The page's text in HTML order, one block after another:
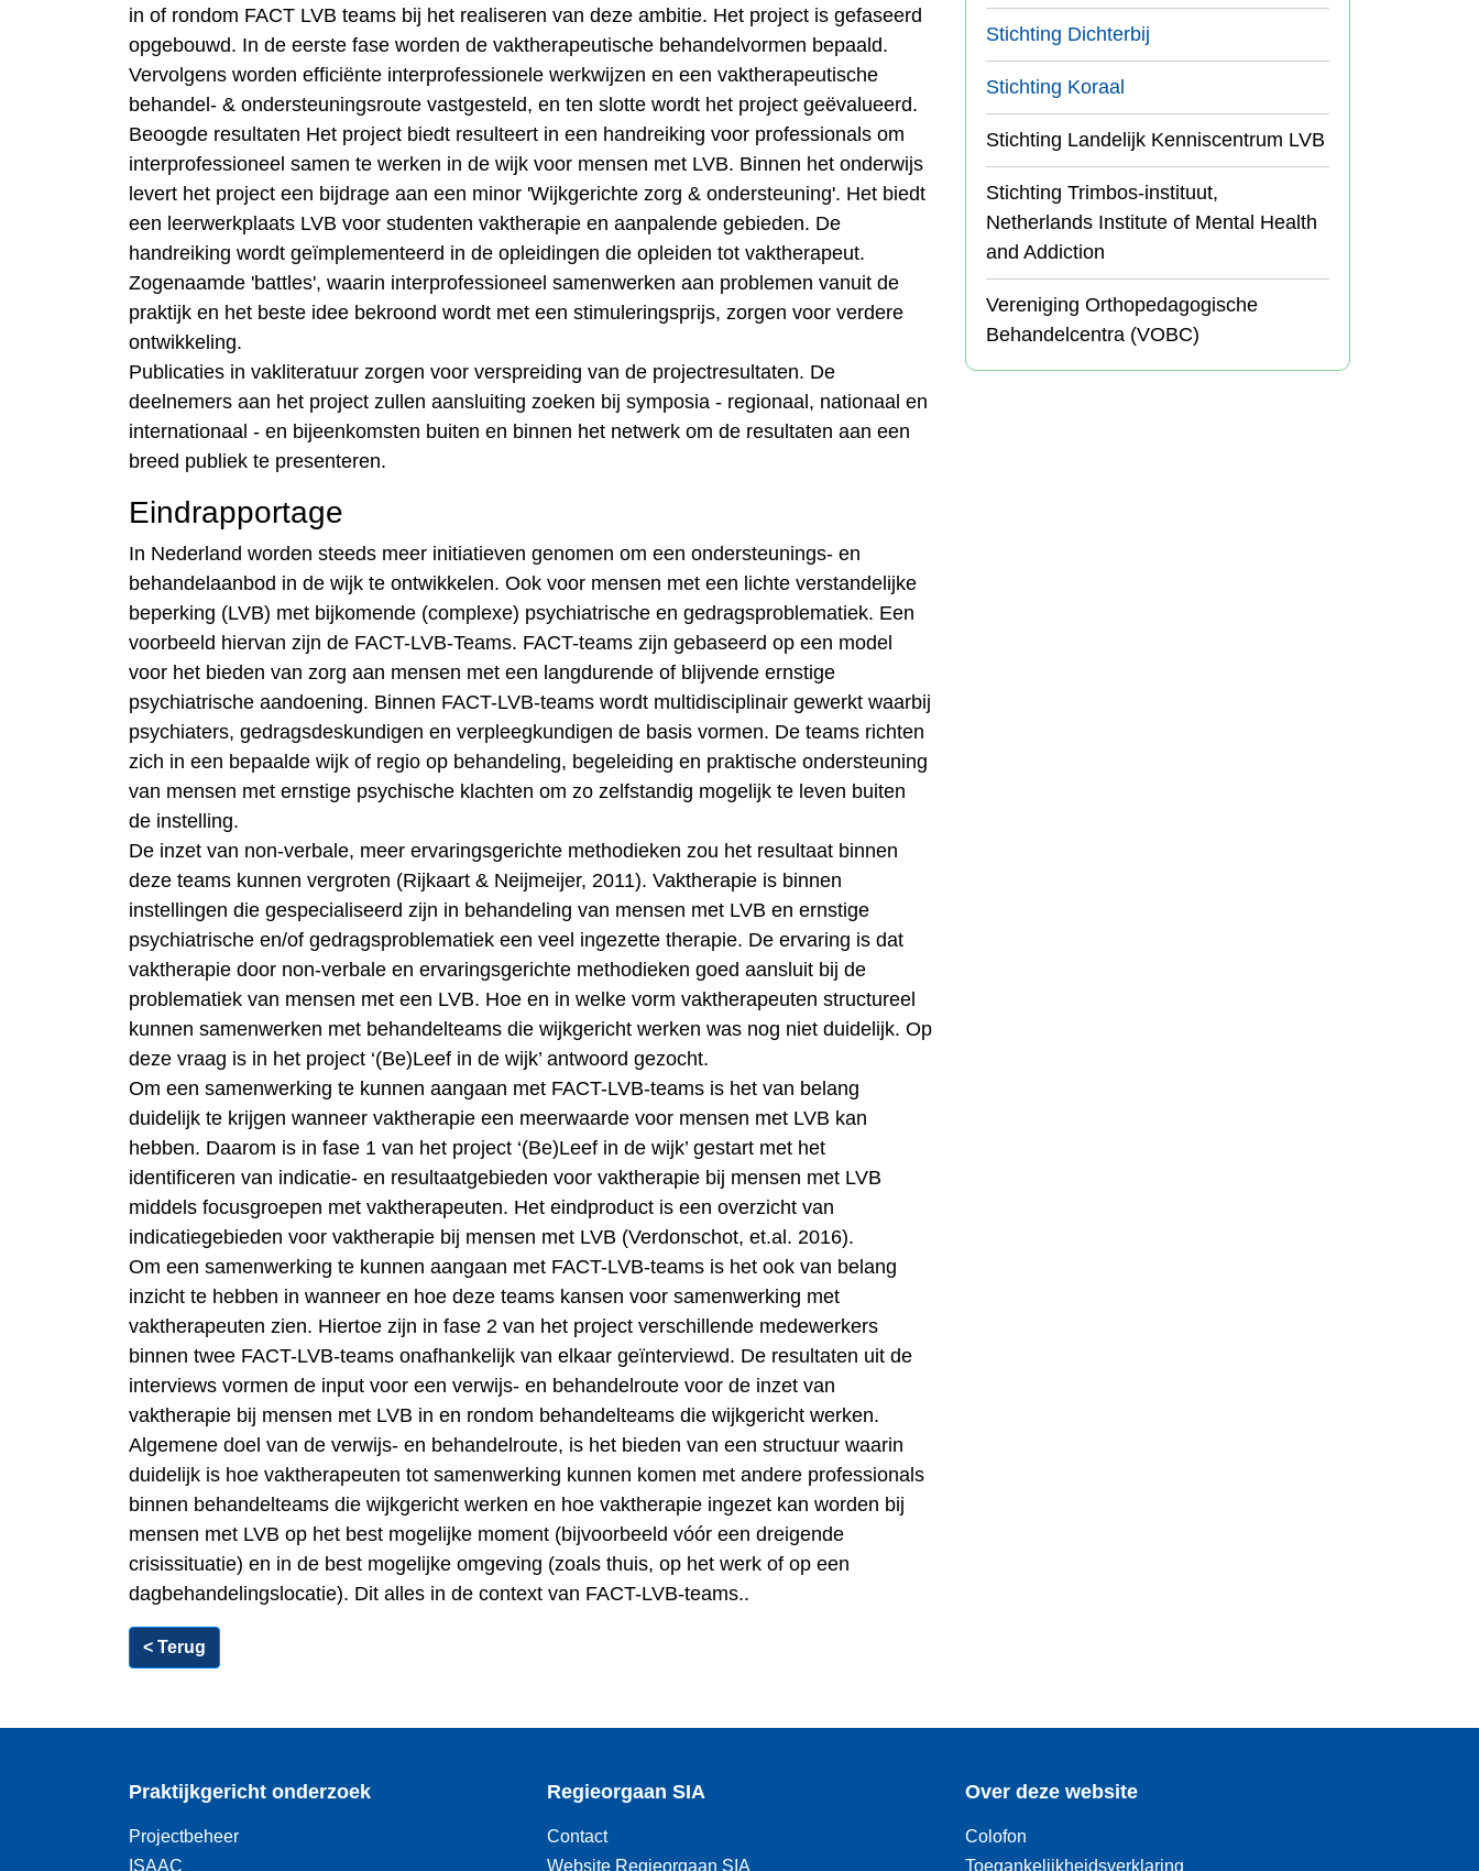
in of rondom FACT LVB teams bij het realiseren van deze ambitie. Het project is gefaseerd
opgebouwd. In de eerste fase worden de vaktherapeutische behandelvormen bepaald.
Vervolgens worden efficiënte interprofessionele werkwijzen en een vaktherapeutische
behandel- & ondersteuningsroute vastgesteld, en ten slotte wordt het project geëvalueerd.
Beoogde resultaten Het project biedt resulteert in een handreiking voor professionals om
interprofessioneel samen te werken in de wijk voor mensen met LVB. Binnen het onderwijs
levert het project een bijdrage aan een minor 'Wijkgerichte zorg & ondersteuning'. Het biedt
een leerwerkplaats LVB voor studenten vaktherapie en aanpalende gebieden. De
handreiking wordt geïmplementeerd in de opleidingen die opleiden tot vaktherapeut.
Zogenaamde 'battles', waarin interprofessioneel samenwerken aan problemen vanuit de
praktijk en het beste idee bekroond wordt met een stimuleringsprijs, zorgen voor verdere
ontwikkeling.
Publicaties in vakliteratuur zorgen voor verspreiding van de projectresultaten. De
deelnemers aan het project zullen aansluiting zoeken bij symposia - regionaal, nationaal en
internationaal - en bijeenkomsten buiten en binnen het netwerk om de resultaten aan een
breed publiek te presenteren.
Eindrapportage
In Nederland worden steeds meer initiatieven genomen om een ondersteunings- en
behandelaanbod in de wijk te ontwikkelen. Ook voor mensen met een lichte verstandelijke
beperking (LVB) met bijkomende (complexe) psychiatrische en gedragsproblematiek. Een
voorbeeld hiervan zijn de FACT-LVB-Teams. FACT-teams zijn gebaseerd op een model
voor het bieden van zorg aan mensen met een langdurende of blijvende ernstige
psychiatrische aandoening. Binnen FACT-LVB-teams wordt multidisciplinair gewerkt waarbij
psychiaters, gedragsdeskundigen en verpleegkundigen de basis vormen. De teams richten
zich in een bepaalde wijk of regio op behandeling, begeleiding en praktische ondersteuning
van mensen met ernstige psychische klachten om zo zelfstandig mogelijk te leven buiten
de instelling.
De inzet van non-verbale, meer ervaringsgerichte methodieken zou het resultaat binnen
deze teams kunnen vergroten (Rijkaart & Neijmeijer, 2011). Vaktherapie is binnen
instellingen die gespecialiseerd zijn in behandeling van mensen met LVB en ernstige
psychiatrische en/of gedragsproblematiek een veel ingezette therapie. De ervaring is dat
vaktherapie door non-verbale en ervaringsgerichte methodieken goed aansluit bij de
problematiek van mensen met een LVB. Hoe en in welke vorm vaktherapeuten structureel
kunnen samenwerken met behandelteams die wijkgericht werken was nog niet duidelijk. Op
deze vraag is in het project ‘(Be)Leef in de wijk’ antwoord gezocht.
Om een samenwerking te kunnen aangaan met FACT-LVB-teams is het van belang
duidelijk te krijgen wanneer vaktherapie een meerwaarde voor mensen met LVB kan
hebben. Daarom is in fase 1 van het project ‘(Be)Leef in de wijk’ gestart met het
identificeren van indicatie- en resultaatgebieden voor vaktherapie bij mensen met LVB
middels focusgroepen met vaktherapeuten. Het eindproduct is een overzicht van
indicatiegebieden voor vaktherapie bij mensen met LVB (Verdonschot, et.al. 2016).
Om een samenwerking te kunnen aangaan met FACT-LVB-teams is het ook van belang
inzicht te hebben in wanneer en hoe deze teams kansen voor samenwerking met
vaktherapeuten zien. Hiertoe zijn in fase 2 van het project verschillende medewerkers
binnen twee FACT-LVB-teams onafhankelijk van elkaar geïnterviewd. De resultaten uit de
interviews vormen de input voor een verwijs- en behandelroute voor de inzet van
vaktherapie bij mensen met LVB in en rondom behandelteams die wijkgericht werken.
Algemene doel van de verwijs- en behandelroute, is het bieden van een structuur waarin
duidelijk is hoe vaktherapeuten tot samenwerking kunnen komen met andere professionals
binnen behandelteams die wijkgericht werken en hoe vaktherapie ingezet kan worden bij
mensen met LVB op het best mogelijke moment (bijvoorbeeld vóór een dreigende
crisissituatie) en in de best mogelijke omgeving (zoals thuis, op het werk of op een
dagbehandelingslocatie). Dit alles in de context van FACT-LVB-teams..
Stichting Dichterbij
Stichting Koraal
Stichting Landelijk Kenniscentrum LVB
Stichting Trimbos-instituut,
Netherlands Institute of Mental Health
and Addiction
Vereniging Orthopedagogische
Behandelcentra (VOBC)
< Terug
Praktijkgericht onderzoek
Projectbeheer
ISAAC
Regieorgaan SIA
Contact
Website Regieorgaan SIA
Over deze website
Colofon
Toegankelijkheidsverklaring